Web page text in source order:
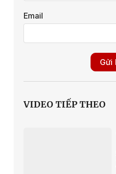
Email
VIDEO TIẾP THEO